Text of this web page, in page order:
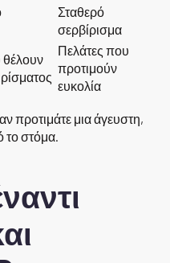
Σταθερό
σερβίρισμα
θέλουν
Πελάτες που
προτιμούν
ευκολία
αν προτιμάτε μια άγευστη,
το στόμα.